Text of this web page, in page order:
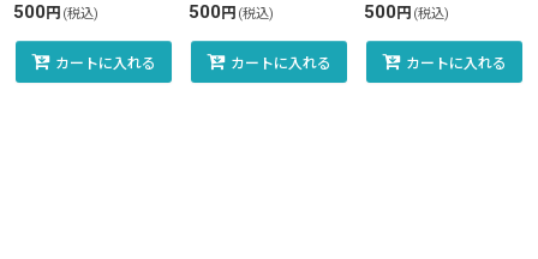
500円 (税込)
カートに入れる
500円 (税込)
カートに入れる
500円 (税込)
カートに入れる